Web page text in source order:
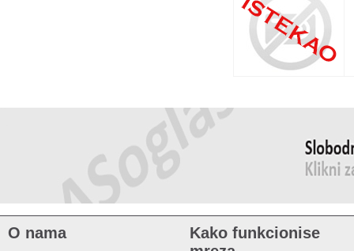
O nama
Kako funkcionise